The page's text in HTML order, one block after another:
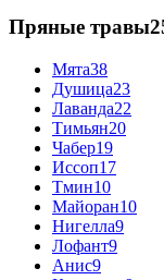
Пряные травы
Мята38
Душица23
Лаванда22
Тимьян20
Чабер19
Иссоп17
Тмин10
Майоран10
Нигелла9
Лофант9
Анис9